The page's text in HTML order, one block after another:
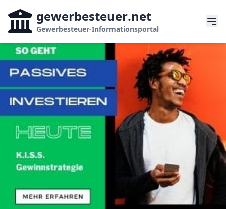
gewerbesteuer.net
Gewerbesteuer-Informationsportal